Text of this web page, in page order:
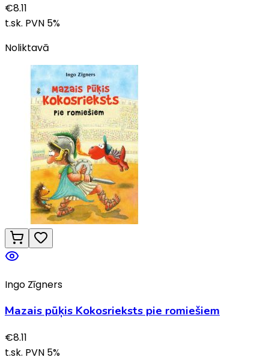
€8.11
t.sk. PVN 5%
Noliktavā
Ingo Zīgners
Mazais pūķis Kokosrieksts pie romiešiem
€8.11
t.sk. PVN 5%